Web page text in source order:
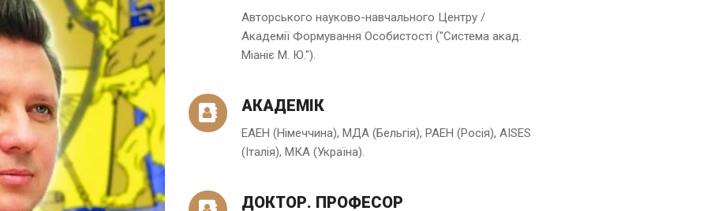
Авторського науково-навчального Центру /
Академії Формування Особистості ("Система акад.
Міаніє М. Ю.").
АКАДЕМІК
ЕАЕН (Німеччина), МДА (Бельгія), РАЕН (Росія), AISES
(Італія), МКА (Україна).
ДОКТОР. ПРОФЕСОР